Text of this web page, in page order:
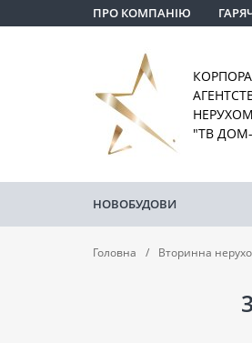
ПРО КОМПАНІЮ
"ТВ ДОМ-
НОВОБУДОВИ
Головна Вторинна